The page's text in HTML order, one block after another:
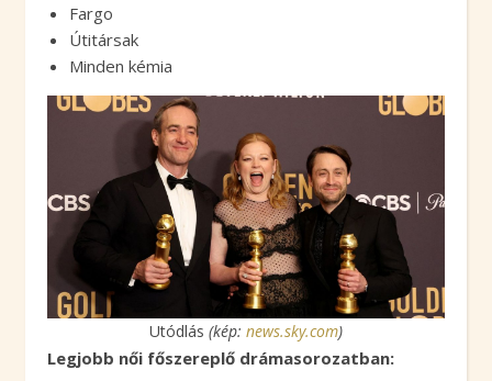
Fargo
Útitársak
Minden kémia
Utódlás (kép: news.sky.com)
Legjobb női főszereplő drámasorozatban: